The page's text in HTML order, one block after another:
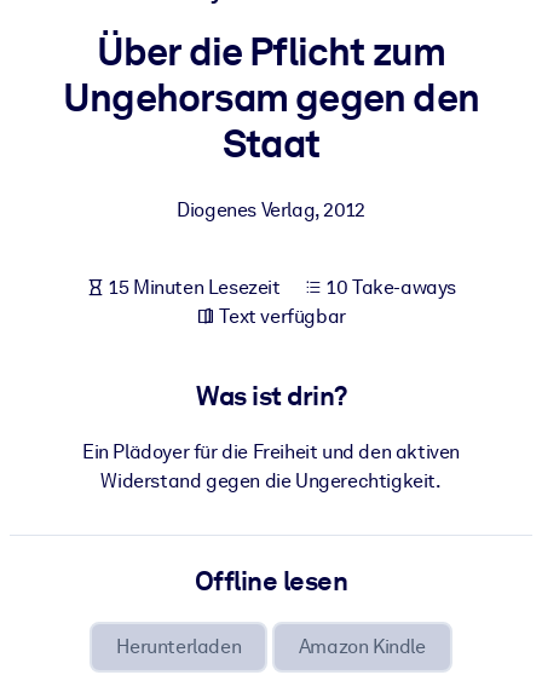
Bauen Sie eine gesunde und resiliente Belegschaft auf.
Integrieren Sie kompaktes, verifiziertes Wissen in Ihr LMS/LXP für
Für Unternehmensbibliotheken
Bereichern Sie Ihre Unternehmensbibliothek mit
Ihrer KI-Systeme zu optimieren.
Über die Pflicht zum
Ungehorsam gegen den
Staat
Diogenes Verlag,2012
15 Minuten Lesezeit
10 Take-aways
Text verfügbar
Was ist drin?
Ein Plädoyer für die Freiheit und den aktiven
Widerstand gegen die Ungerechtigkeit.
Offline lesen
Herunterladen Amazon Kindle